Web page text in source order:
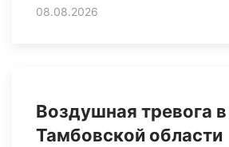
08.08.2026
Воздушная тревога в
Тамбовской области